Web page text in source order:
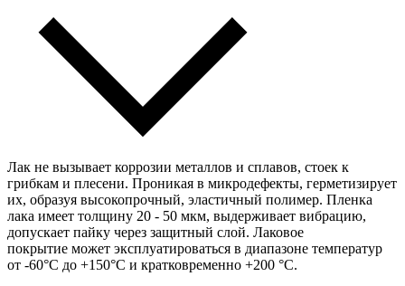
Лак не вызывает коррозии металлов и сплавов, стоек к
грибкам и плесени. Проникая в микродефекты, герметизирует
их, образуя высокопрочный, эластичный полимер. Пленка
лака имеет толщину 20 - 50 мкм, выдерживает вибрацию,
допускает пайку через защитный слой. Лаковое
покрытие может эксплуатироваться в диапазоне температур
от -60°С до +150°С и кратковременно +200 °С.